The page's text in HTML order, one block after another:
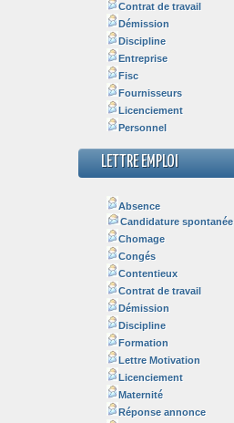
Contrat de travail
Démission
Discipline
Entreprise
Fisc
Fournisseurs
Licenciement
Personnel
LETTRE EMPLOI
Absence
Candidature spontanée
Chomage
Congés
Contentieux
Contrat de travail
Démission
Discipline
Formation
Lettre Motivation
Licenciement
Maternité
Réponse annonce